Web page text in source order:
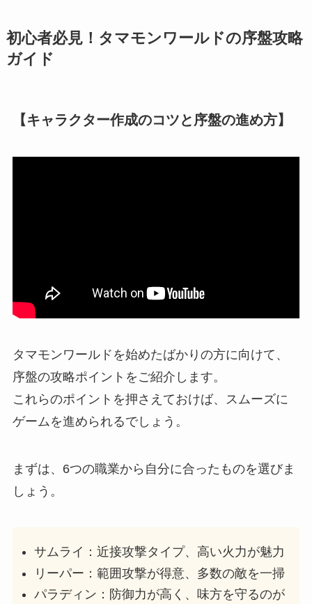
初心者必見！タマモンワールドの序盤攻略
ガイド
【キャラクター作成のコツと序盤の進め方】
タマモンワールドを始めたばかりの方に向けて、
序盤の攻略ポイントをご紹介します。
これらのポイントを押さえておけば、スムーズに
ゲームを進められるでしょう。
まずは、6つの職業から自分に合ったものを選びま
しょう。
サムライ：近接攻撃タイプ、高い火力が魅力
リーパー：範囲攻撃が得意、多数の敵を一掃
パラディン：防御力が高く、味方を守るのが